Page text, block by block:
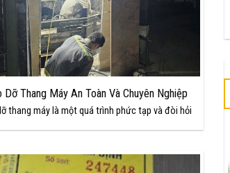
Dỡ Thang Máy An Toàn Và Chuyên Nghiệp
thang máy là một quá trình phức tạp và đòi hỏi